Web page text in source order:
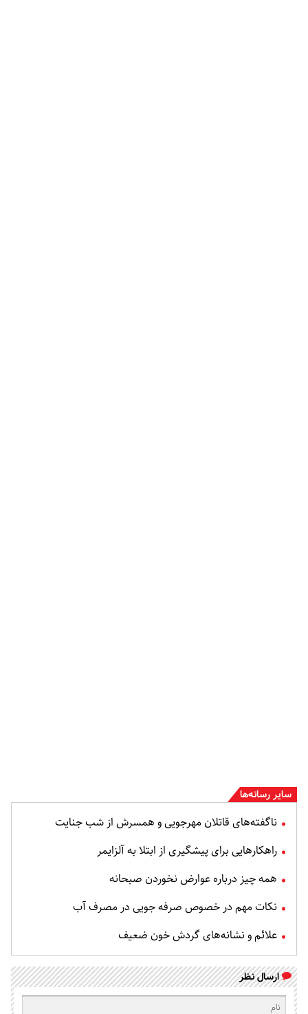
سایر رسانه‌ها
ناگفته‌های قاتلان مهرجویی و همسرش از شب جنایت
راهکارهایی برای پیشگیری از ابتلا به آلزایمر
همه چیز درباره عوارض نخوردن صبحانه
نکات مهم در خصوص صرفه جویی در مصرف آب
علائم و نشانه‌های گردش خون ضعیف
ارسال نظر